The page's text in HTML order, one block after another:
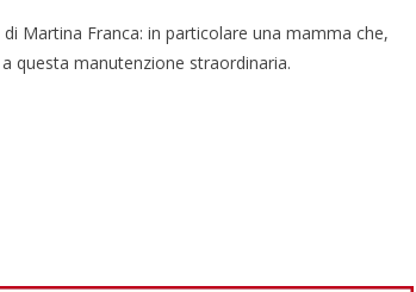
Martina Franca: in particolare una mamma che,
questa manutenzione straordinaria.